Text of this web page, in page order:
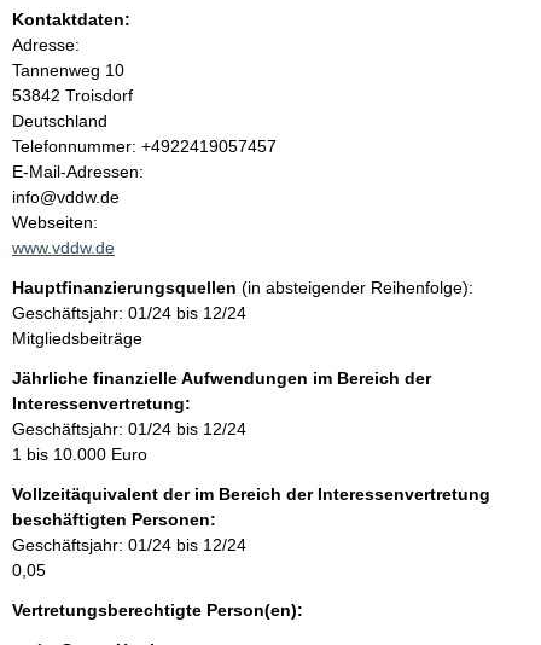
h
a
l
t
Kontaktdaten:
Adresse:
Tannenweg 10
53842 Troisdorf
Deutschland
K
o
n
t
a
t
i
n
f
o
r
m
t
i
o
n
e
Telefonnummer: +4922419057457
E-Mail-Adressen:
info@vddw.de
Webseiten:
www.vddw.de
Hauptfinanzierungsquellen (in absteigender Reihenfolge):
Geschäftsjahr: 01/24 bis 12/24
Mitgliedsbeiträge
Jährliche finanzielle Aufwendungen im Bereich der
Interessenvertretung:
Geschäftsjahr: 01/24 bis 12/24
1 bis 10.000 Euro
Vollzeitäquivalent der im Bereich der Interessenvertretung
beschäftigten Personen:
Geschäftsjahr: 01/24 bis 12/24
0,05
Vertretungsberechtigte Person(en):